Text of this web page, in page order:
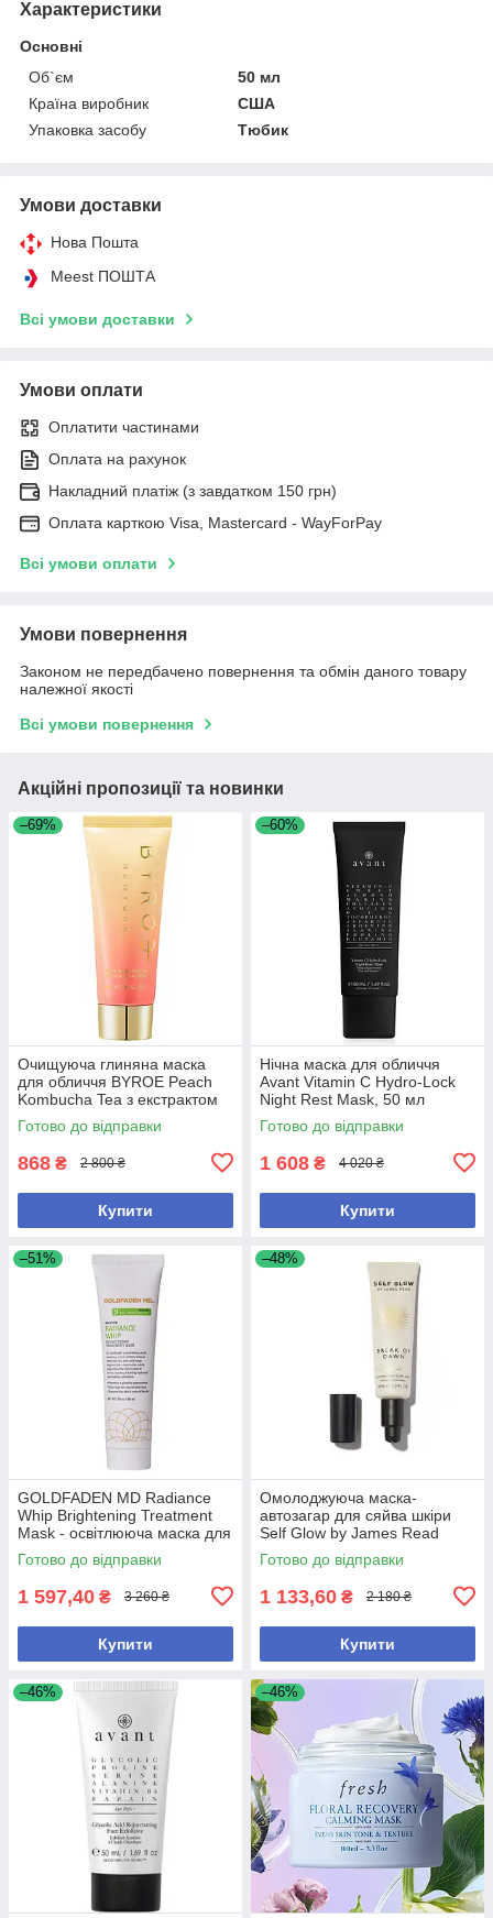
Характеристики
Основні
Об`єм
50 мл
Країна виробник
США
Упаковка засобу
Тюбик
Умови доставки
Нова Пошта
Meest ПОШТА
Всі умови доставки
Умови оплати
Оплатити частинами
Оплата на рахунок
Накладний платіж (з завдатком 150 грн)
Оплата карткою Visa, Mastercard - WayForPay
Всі умови оплати
Умови повернення
Законом не передбачено повернення та обмін даного товару
належної якості
Всі умови повернення
Акційні пропозиції та новинки
–69%
Очищуюча глиняна маска
для обличчя BYROE Peach
Kombucha Tea з екстрактом
персика та комбучі
Готово до відправки
868 ₴ 2 800 ₴
Купити
–60%
Нічна маска для обличчя
Avant Vitamin C Hydro-Lock
Night Rest Mask, 50 мл
Готово до відправки
1 608 ₴ 4 020 ₴
Купити
–51%
GOLDFADEN MD Radiance
Whip Brightening Treatment
Mask - освітлююча маска для
сяйва шкіри
Готово до відправки
1 597,40 ₴ 3 260 ₴
Купити
–48%
Омолоджуюча маска-
автозагар для сяйва шкіри
Self Glow by James Read
Break of Dawn, 60 мл
Готово до відправки
1 133,60 ₴ 2 180 ₴
Купити
–46% –46%